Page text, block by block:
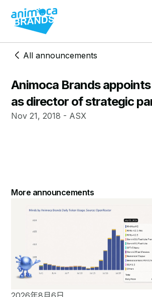
All announcements
Animoca Brands
as director of strategic
Nov 21, 2018 - ASX
More announcements